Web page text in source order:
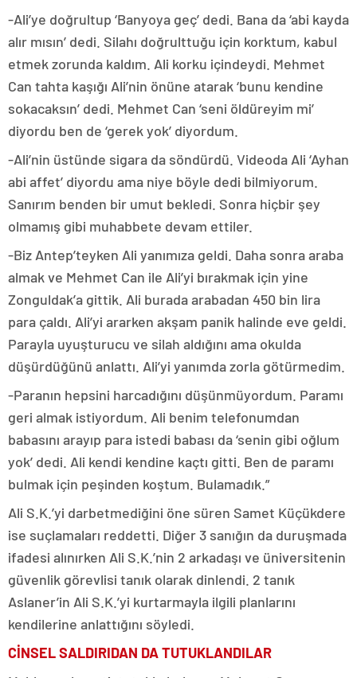
-Ali’ye doğrultup ‘Banyoya geç’ dedi. Bana da ‘abi kayda
alır mısın’ dedi. Silahı doğrulttuğu için korktum, kabul
etmek zorunda kaldım. Ali korku içindeydi. Mehmet
Can tahta kaşığı Ali’nin önüne atarak ‘bunu kendine
sokacaksın’ dedi. Mehmet Can ‘seni öldüreyim mi’
diyordu ben de ‘gerek yok’ diyordum.
-Ali’nin üstünde sigara da söndürdü. Videoda Ali ‘Ayhan
abi affet’ diyordu ama niye böyle dedi bilmiyorum.
Sanırım benden bir umut bekledi. Sonra hiçbir şey
olmamış gibi muhabbete devam ettiler.
-Biz Antep’teyken Ali yanımıza geldi. Daha sonra araba
almak ve Mehmet Can ile Ali’yi bırakmak için yine
Zonguldak’a gittik. Ali burada arabadan 450 bin lira
para çaldı. Ali’yi ararken akşam panik halinde eve geldi.
Parayla uyuşturucu ve silah aldığını ama okulda
düşürdüğünü anlattı. Ali’yi yanımda zorla götürmedim.
-Paranın hepsini harcadığını düşünmüyordum. Paramı
geri almak istiyordum. Ali benim telefonumdan
babasını arayıp para istedi babası da ‘senin gibi oğlum
yok’ dedi. Ali kendi kendine kaçtı gitti. Ben de paramı
bulmak için peşinden koştum. Bulamadık.”
Ali S.K.’yi darbetmediğini öne süren Samet Küçükdere
ise suçlamaları reddetti. Diğer 3 sanığın da duruşmada
ifadesi alınırken Ali S.K.’nin 2 arkadaşı ve üniversitenin
güvenlik görevlisi tanık olarak dinlendi. 2 tanık
Aslaner’in Ali S.K.’yi kurtarmayla ilgili planlarını
kendilerine anlattığını söyledi.
CİNSEL SALDIRIDAN DA TUTUKLANDILAR